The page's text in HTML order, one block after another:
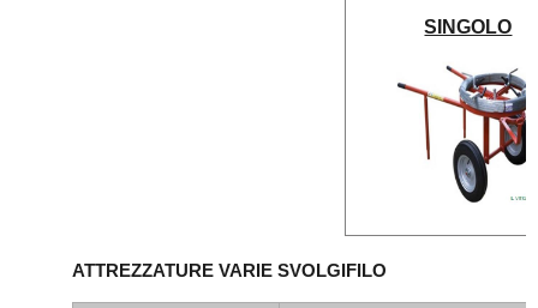
SINGOLO
ATTREZZATURE VARIE SVOLGIFILO